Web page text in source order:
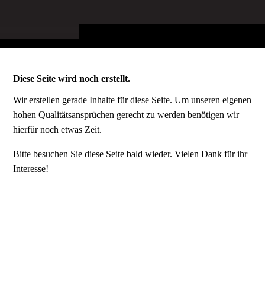
Diese Seite wird noch erstellt.
Wir erstellen gerade Inhalte für diese Seite. Um unseren eigenen
hohen Qualitätsansprüchen gerecht zu werden benötigen wir
hierfür noch etwas Zeit.
Bitte besuchen Sie diese Seite bald wieder. Vielen Dank für ihr
Interesse!